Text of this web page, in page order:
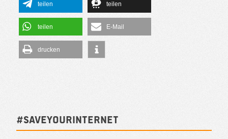
teilen teilen
teilen E-Mail
drucken
#SAVEYOURINTERNET